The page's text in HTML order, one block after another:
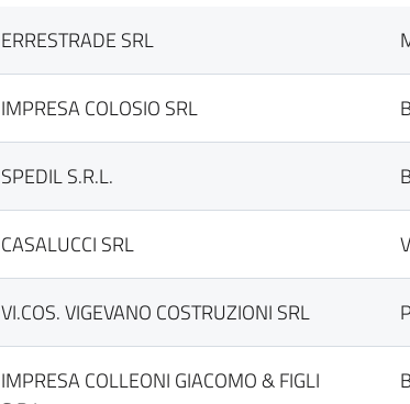
ERRESTRADE SRL
IMPRESA COLOSIO SRL
SPEDIL S.R.L.
CASALUCCI SRL
VI.COS. VIGEVANO COSTRUZIONI SRL
IMPRESA COLLEONI GIACOMO & FIGLI